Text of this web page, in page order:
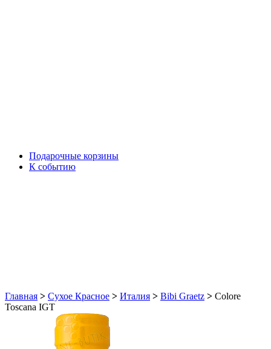
Подарочные корзины
К событию
Главная > Сухое Красное > Италия > Bibi Graetz > Colore
Toscana IGT